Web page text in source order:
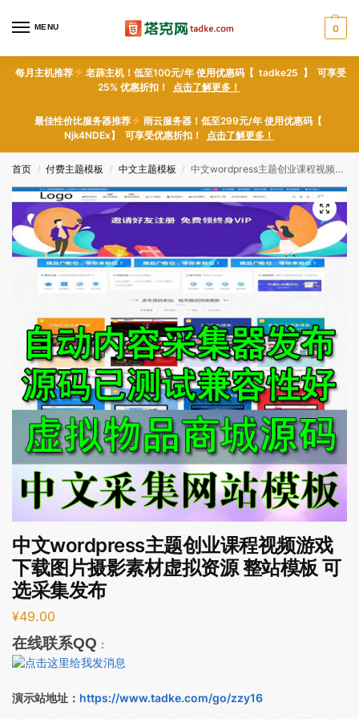
MENU 0
每月主机推荐
老薜主机！低至100元/年 使用优惠码【 tadke25 】 可享受
25% 优惠折扣！ 点击了解更多！
最佳性价比服务器推荐
雨云服务器！低至299元/年 使用优惠码【
Njk4NDEx】 可享受优惠折扣！ 点击了解更多！
首页 / 付费主题模板 / 中文主题模板 / 中文wordpress主题创业课程视频游戏下载图片摄影素材虚拟资源 整站模板 可选采集发布
中文wordpress主题创业课程视频游戏
下载图片摄影素材虚拟资源 整站模板 可
选采集发布
¥49.00
在线联系QQ ：
演示站地址： https://www.tadke.com/go/zzy16